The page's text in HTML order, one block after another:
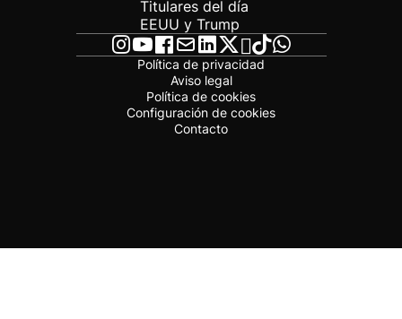
Titulares del día
EEUU y Trump
Política de privacidad
Aviso legal
Política de cookies
Configuración de cookies
Contacto